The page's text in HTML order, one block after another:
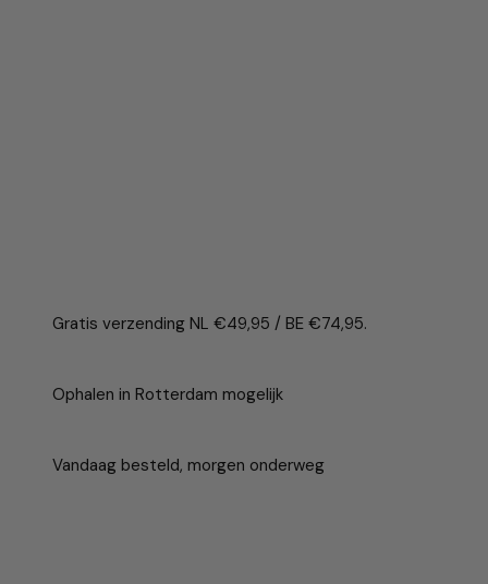
Gratis verzending NL €49,95 / BE €74,95.
Ophalen in Rotterdam mogelijk
Vandaag besteld, morgen onderweg